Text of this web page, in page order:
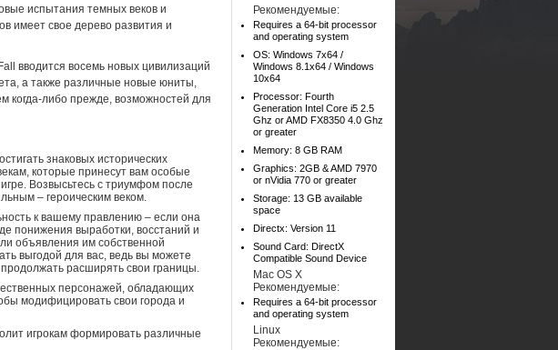
испытания темных веков и
имеет свое дерево развития и
вводится восемь новых цивилизаций
а также различные новые юниты,
когда-либо прежде, возможностей для
знаковых исторических
которые принесут вам особые
Возвысьтесь с триумфом после
– героическим веком.
к вашему правлению – если она
понижения выработки, восстаний и
объявления им собственной
выгодой для вас, ведь вы можете
расширять свои границы.
персонажей, обладающих
модифицировать свои города и
игрокам формировать различные
Рекомендуемые:
Requires a 64-bit processor
and operating system
OS: Windows 7x64 /
Windows 8.1x64 / Windows
10x64
Processor: Fourth
Generation Intel Core i5 2.5
Ghz or AMD FX8350 4.0 Ghz
or greater
Memory: 8 GB RAM
Graphics: 2GB & AMD 7970
or nVidia 770 or greater
Storage: 13 GB available
space
Directx: Version 11
Sound Card: DirectX
Compatible Sound Device
Mac OS X
Рекомендуемые:
Requires a 64-bit processor
and operating system
Linux
Рекомендуемые: